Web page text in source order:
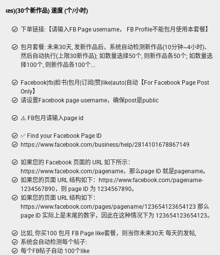
个新作品) 速度 (个/小时)
下单链接:【请输入FB Page username， FB Profile不能包月使用本套餐】
包月套餐: 未来30天, 发新作品后，系统自动检测新作品(10分钟~4小时)、
然后自动执行(上限30新作品); 如数量选择50个, 则新作品各50个; 如数量选
择100个, 则新作品各100个...
Facebook|fb|脸书|包月|订阅|赞|like|auto|自动【For Facebook Page Post
Only】
请设置Facebook page username，确保post是public
⚠️ FB包月请输入page id
✅ Find your Facebook Page ID
https://www.facebook.com/business/help/2814101678867149
如果您的 Facebook 页面的 URL 如下所示：
https://www.facebook.com/pagename，那么page ID 就是pagename。
如果您的页面 URL 结构如下：https://www.facebook.com/pagename-
1234567890，则 page ID 为 1234567890。
如果您的页面 URL 结构如下：
https://www.facebook.com/pages/pagename/123654123654123 那么
page ID 实际上是末尾的数字，因此在这种情况下为 123654123654123。
比如, 你买100 包月 FB Page like套餐，则当你未来30天 每天的发帖,
系统会自动检测每个帖子:
每个FB帖子自动 100个like